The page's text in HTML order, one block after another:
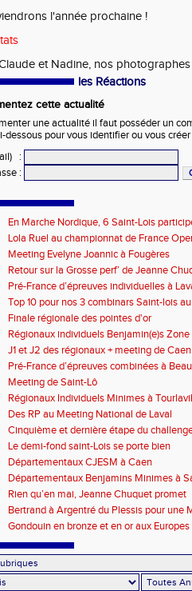
l'année prochaine !
et Nadine, nos
les Réactions
cette actualité
une actualité il faut posséder un
dessous pour vous identifier ou vous
:
:
En Marche Nordique, 6 Saint-Lois
Lola Ruel au championnat de France
Meeting Evelyne Joannic à Fougères
Retour sur la Grosse perf’ de Jeanne
de l’Est Lyonnais
Pré-France d’épreuves individuelles à
Top 10 pour nos 3 combinars Saint-lois
d'EC à Aix-en-Provence
Finale régionale des pointes d'or
Régionaux individuels Benjamin(e)s
J1 et J2 des régionaux + meeting de Caen
Pré-France d’épreuves combinées à
Meeting de Saint-Lô
Régionaux Individuels Minimes à
Des RP au Meeting National de Laval
Cinquième et dernière étape du
Le demi-fond saint-Lois se porte bien
Départementaux CJESM à Caen
Départementaux Benjamins Minimes à
Rien qu’en mai, Jeanne Chuquet promet
Bertrand à Argentré du Plessis pour une
Gondouin en bronze et en or aux Europes